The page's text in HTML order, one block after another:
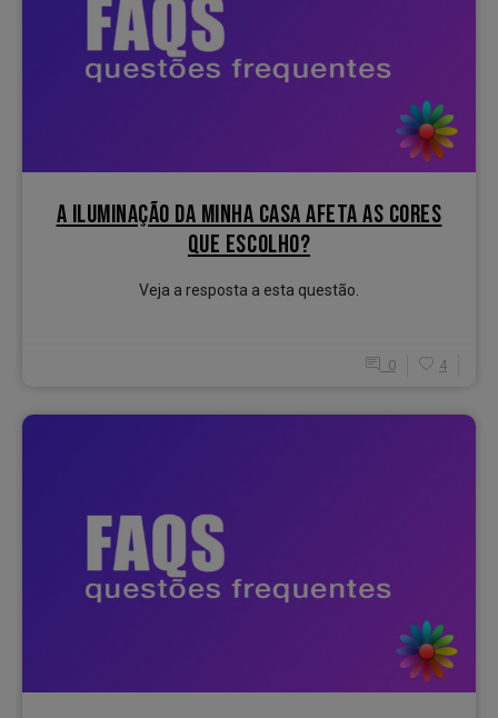
A ILUMINAÇÃO DA MINHA CASA AFETA AS CORES
QUE ESCOLHO?
Veja a resposta a esta questão.
0 4